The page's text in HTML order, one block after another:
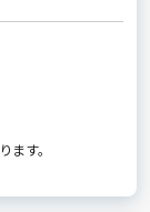
す。